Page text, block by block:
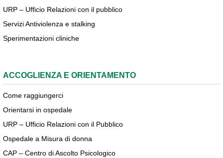
URP – Ufficio Relazioni con il pubblico
Servizi Antiviolenza e stalking
Sperimentazioni cliniche
ACCOGLIENZA E ORIENTAMENTO
Come raggiungerci
Orientarsi in ospedale
URP – Ufficio Relazioni con il Pubblico
Ospedale a Misura di donna
CAP – Centro di Ascolto Psicologico